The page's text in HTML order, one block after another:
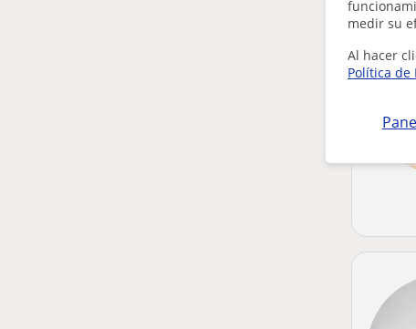
medir su
Al hacer
Política de